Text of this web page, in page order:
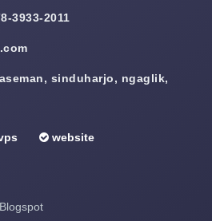
3933-2011
sinduharjo, ngaglik,
website